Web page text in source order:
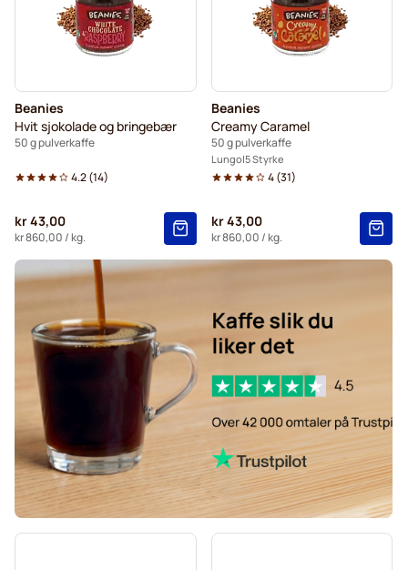
Beanies
Hvit sjokolade og bringebær
50 g pulverkaffe
4.2(14)
kr 43,00
kr 860,00 / kg.
Beanies
Creamy Caramel
50 g pulverkaffe
Lungo 5 Styrke
4(31)
kr 43,00
kr 860,00 / kg.